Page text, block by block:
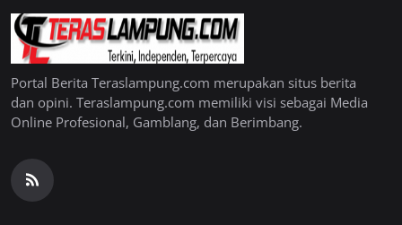
Portal Berita Teraslampung.com merupakan situs berita
dan opini. Teraslampung.com memiliki visi sebagai Media
Online Profesional, Gamblang, dan Berimbang.